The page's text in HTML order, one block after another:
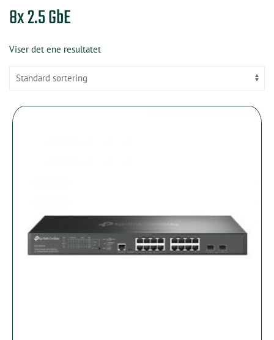
8x 2.5 GbE
Viser det ene resultatet